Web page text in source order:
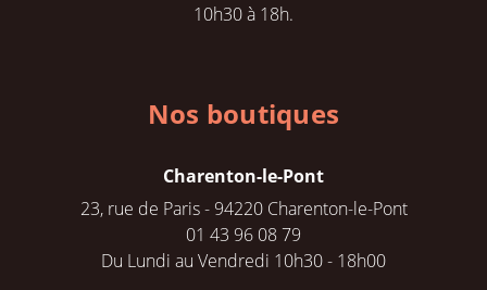
10h30 à 18h.
Nos boutiques
Charenton-le-Pont
23, rue de Paris - 94220 Charenton-le-Pont
01 43 96 08 79
Du Lundi au Vendredi 10h30 - 18h00